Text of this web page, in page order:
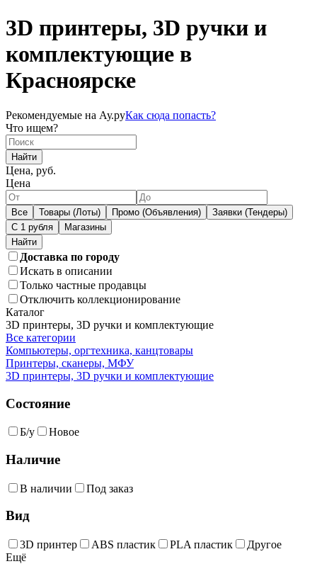
3D принтеры, 3D ручки и
комплектующие в
Красноярске
Рекомендуемые на Ау.руКак сюда попасть?
Что ищем?
Найти
Цена, руб.
Цена
Все Товары (Лоты) Промо (Объявления)
Заявки (Тендеры)
С 1 рубля
Магазины
Доставка по городу
Искать в описании
Только частные продавцы
Отключить коллекционирование
Каталог
3D принтеры, 3D ручки и комплектующие
Все категории
Компьютеры, оргтехника, канцтовары
Принтеры, сканеры, МФУ
3D принтеры, 3D ручки и комплектующие
Состояние
Б/у Новое
Наличие
В наличии Под заказ
Вид
3D принтер ABS пластик PLA пластик
Другое
Ещё